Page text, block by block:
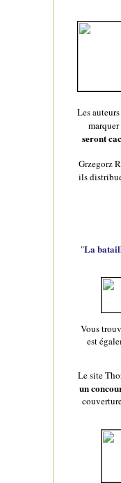
Les
seront
Grzegorz
ils
"La
Vous
est
Le site
un